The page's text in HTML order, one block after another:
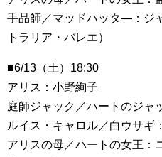
手品師／マッドハッタ―：ジ
トラリア・バレエ）
■6/13（土）18:30
アリス：小野絢子
庭師ジャック／ハートのジャ
ルイス・キャロル／白ウサギ
アリスの母／ハートの女王：